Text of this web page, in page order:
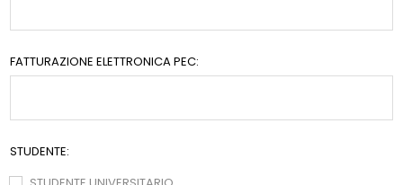
FATTURAZIONE ELETTRONICA PEC:
STUDENTE: